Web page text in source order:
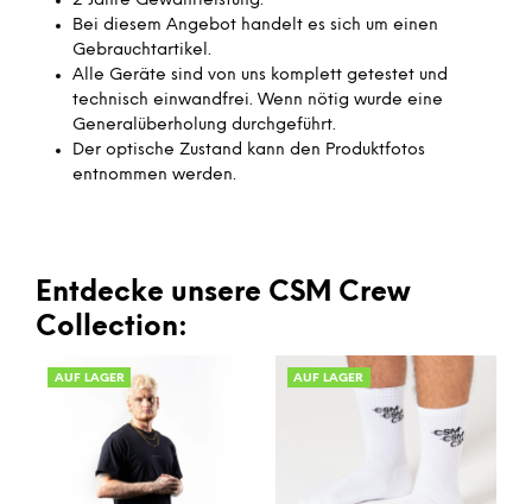
Bei diesem Angebot handelt es sich um einen
Gebrauchtartikel.
Alle Geräte sind von uns komplett getestet und
technisch einwandfrei. Wenn nötig wurde eine
Generalüberholung durchgeführt.
Der optische Zustand kann den Produktfotos
entnommen werden.
Entdecke unsere CSM Crew
Collection:
AUF LAGER AUF LAGER